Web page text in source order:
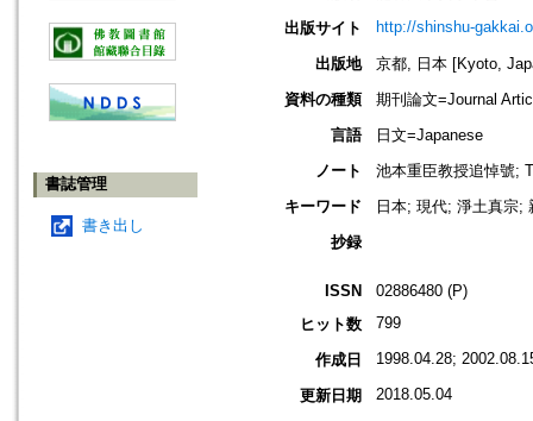
書誌管理
書き出し
出版サイト
http://shinshu-
出版地
京都, 日本 [Kyoto,
資料の種類
期刊論文=Journal
言語
日文=Japanese
ノート
池本重臣教授追悼號;
キーワード
日本; 現代; 淨土真宗;
抄録
ISSN
02886480 (P)
ヒット数
799
作成日 1998.04.28;
更新日期 2018.05.04